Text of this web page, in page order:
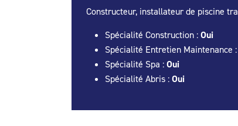
Constructeur, installateur de piscine
Spécialité Construction : Oui
Spécialité Entretien Maintenance :
Spécialité Spa : Oui
Spécialité Abris : Oui